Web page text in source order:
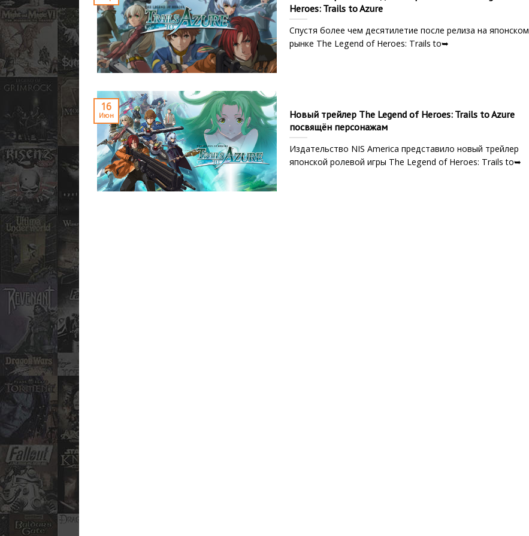
Heroes: Trails to Azure
Спустя более чем десятилетие после релиза на японском
рынке The Legend of Heroes: Trails to➥
Новый трейлер The Legend of Heroes: Trails to Azure
посвящён персонажам
Издательство NIS America представило новый трейлер
японской ролевой игры The Legend of Heroes: Trails to➥
16
Июн